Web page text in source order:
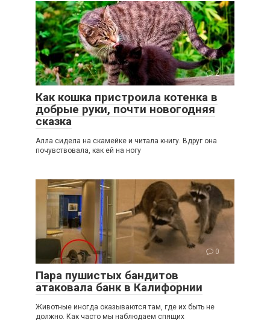
2
Как кошка пристроила котенка в
добрые руки, почти новогодняя
сказка
Алла сидела на скамейке и читала книгу. Вдруг она
почувствовала, как ей на ногу
0
Пара пушистых бандитов
атаковала банк в Калифорнии
Животные иногда оказываются там, где их быть не
должно. Как часто мы наблюдаем спящих